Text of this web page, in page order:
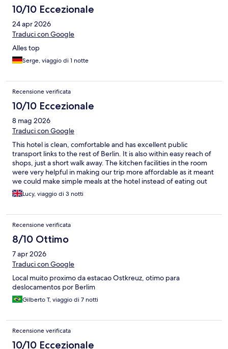
10/10 Eccezionale
24 apr 2026
Traduci con Google
Alles top
Serge, viaggio di 1 notte
Recensione verificata
10/10 Eccezionale
8 mag 2026
Traduci con Google
This hotel is clean, comfortable and has excellent public
transport links to the rest of Berlin. It is also within easy reach of
shops, just a short walk away. The kitchen facilities in the room
were very helpful in making our trip more affordable as it meant
we could make simple meals at the hotel instead of eating out
every day.
Lucy, viaggio di 3 notti
Recensione verificata
8/10 Ottimo
7 apr 2026
Traduci con Google
Local muito proximo da estacao Ostkreuz, otimo para
deslocamentos por Berlim
Gilberto T, viaggio di 7 notti
Recensione verificata
10/10 Eccezionale